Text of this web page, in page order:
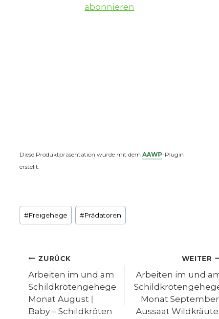
abonnieren
Diese Produktpräsentation wurde mit dem AAWP-Plugin
erstellt.
Schlagworte:
#Freigehege #Prädatoren
Beitragsnavigation
ZURÜCK
Arbeiten im und am
Schildkrötengehege
Monat August |
Baby – Schildkröten
WEITER
Arbeiten im und
Monat
Aussaat